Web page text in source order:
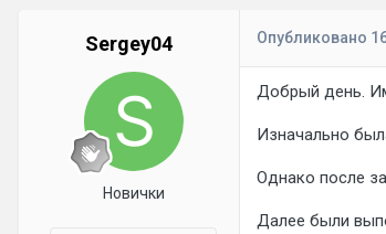
Sergey04
Новички
Опубликовано
Добрый день.
Изначально
Однако после
Далее были